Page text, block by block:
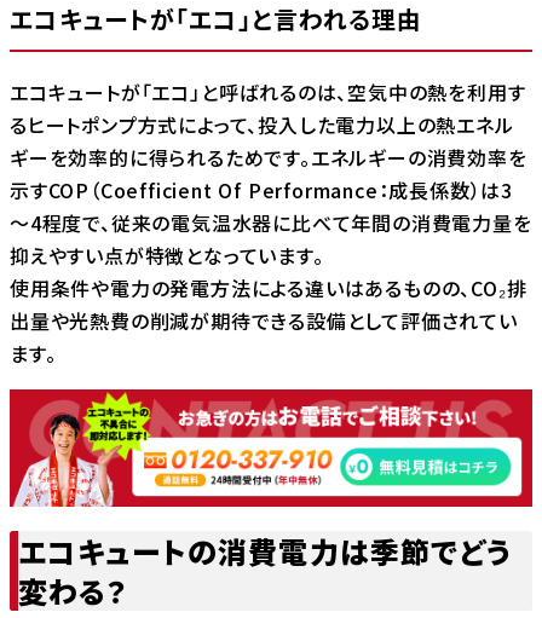
エコキュートが「エコ」と言われる理由
エコキュートが「エコ」と呼ばれるのは、空気中の熱を利用す
るヒートポンプ方式によって、投入した電力以上の熱エネル
ギーを効率的に得られるためです。エネルギーの消費効率を
示すCOP（Coefficient Of Performance：成長係数）は3
～4程度で、従来の電気温水器に比べて年間の消費電力量を
抑えやすい点が特徴となっています。
使用条件や電力の発電方法による違いはあるものの、CO₂排
出量や光熱費の削減が期待できる設備として評価されてい
ます。
エコキュートの消費電力は季節でどう
変わる？